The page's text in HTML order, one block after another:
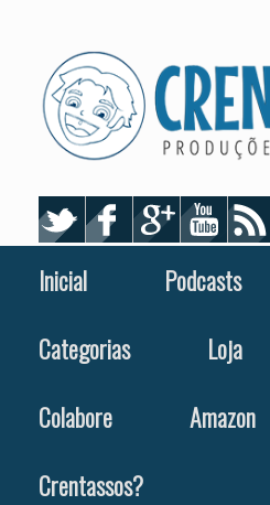
Inicial
Podcasts
Categorias
Loja
Colabore
Amazon
Crentassos?